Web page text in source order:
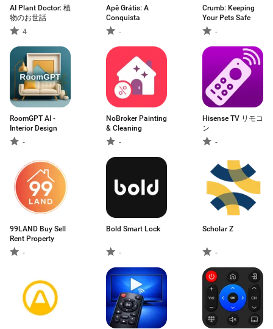
AI Plant Doctor: 植
物のお世話
4
Apê Grátis: A
Conquista
-
Crumb: Keeping
Your Pets Safe
-
RoomGPT AI -
Interior Design
-
NoBroker Painting
& Cleaning
-
Hisense TV リモコ
ン
-
99LAND Buy Sell
Rent Property
-
Bold Smart Lock
-
Scholar Z
-